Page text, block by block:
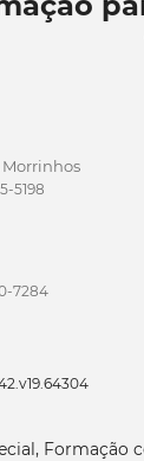
5198
7284
Formação